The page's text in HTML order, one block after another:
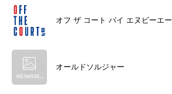
オフ ザ コート バイ エヌビーエー
オールドソルジャー